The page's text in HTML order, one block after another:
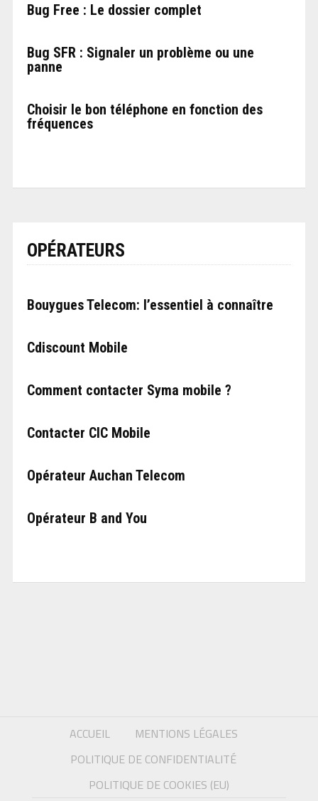
Bug Free : Le dossier complet
Bug SFR : Signaler un problème ou une
panne
Choisir le bon téléphone en fonction des
fréquences
OPÉRATEURS
Bouygues Telecom: l’essentiel à connaître
Cdiscount Mobile
Comment contacter Syma mobile ?
Contacter CIC Mobile
Opérateur Auchan Telecom
Opérateur B and You
ACCUEIL
MENTIONS LÉGALES
POLITIQUE DE CONFIDENTIALITÉ
POLITIQUE DE COOKIES (EU)